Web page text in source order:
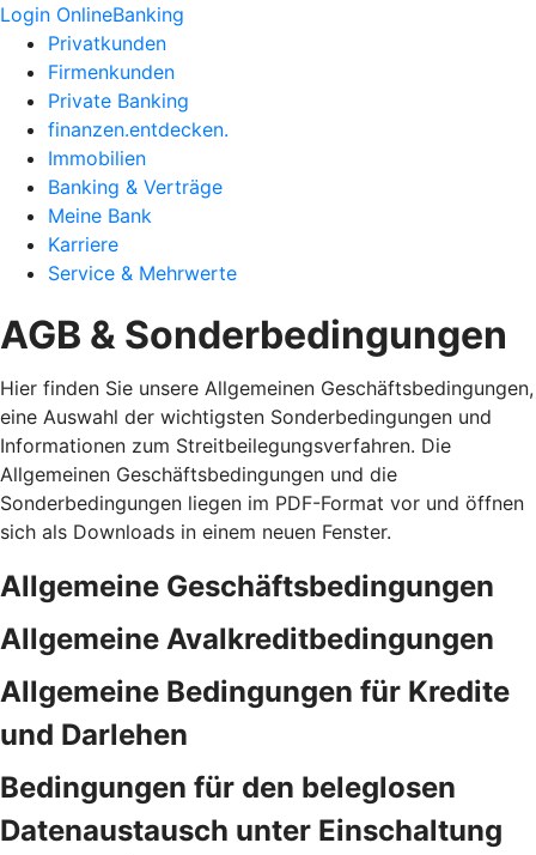
Login OnlineBanking
Privatkunden
Firmenkunden
Private Banking
finanzen.entdecken.
Immobilien
Banking & Verträge
Meine Bank
Karriere
Service & Mehrwerte
AGB & Sonderbedingungen
Hier finden Sie unsere Allgemeinen Geschäftsbedingungen,
eine Auswahl der wichtigsten Sonderbedingungen und
Informationen zum Streitbeilegungsverfahren. Die
Allgemeinen Geschäftsbedingungen und die
Sonderbedingungen liegen im PDF-Format vor und öffnen
sich als Downloads in einem neuen Fenster.
Allgemeine Geschäftsbedingungen
Allgemeine Avalkreditbedingungen
Allgemeine Bedingungen für Kredite
und Darlehen
Bedingungen für den beleglosen
Datenaustausch unter Einschaltung